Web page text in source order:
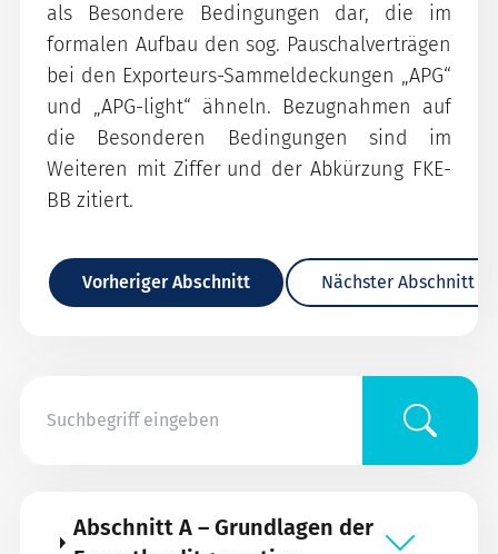
als Besondere Bedingungen dar, die im
formalen Aufbau den sog. Pauschalverträgen
bei den Exporteurs-Sammeldeckungen „APG“
und „APG-light“ ähneln. Bezugnahmen auf
die Besonderen Bedingungen sind im
Weiteren mit Ziffer und der Abkürzung FKE-
BB zitiert.
Vorheriger Abschnitt Nächster Abschnitt
Abschnitt A – Grundlagen der